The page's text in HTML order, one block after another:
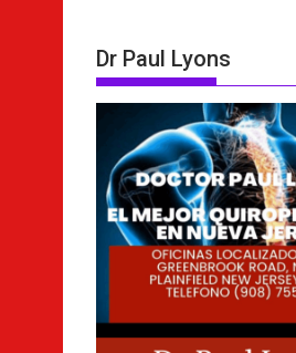
Dr Paul Lyons